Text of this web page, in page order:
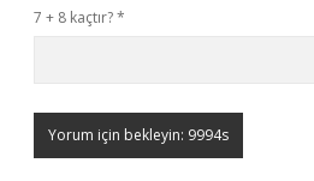
7 + 8 kaçtır?*